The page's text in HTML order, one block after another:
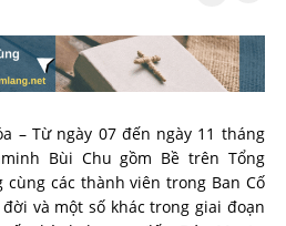
– Từ ngày 07 đến ngày 11 tháng
Bùi Chu gồm Bề trên Tổng
các thành viên trong Ban Cố
và một số khác trong giai đoạn